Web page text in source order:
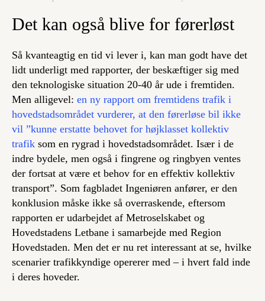
Det kan også blive for førerløst
Så kvanteagtig en tid vi lever i, kan man godt have det
lidt underligt med rapporter, der beskæftiger sig med
den teknologiske situation 20-40 år ude i fremtiden.
Men alligevel: en ny rapport om fremtidens trafik i
hovedstadsområdet vurderer, at den førerløse bil ikke
vil ”kunne erstatte behovet for højklasset kollektiv
trafik som en rygrad i hovedstadsområdet. Især i de
indre bydele, men også i fingrene og ringbyen ventes
der fortsat at være et behov for en effektiv kollektiv
transport”. Som fagbladet Ingeniøren anfører, er den
konklusion måske ikke så overraskende, eftersom
rapporten er udarbejdet af Metroselskabet og
Hovedstadens Letbane i samarbejde med Region
Hovedstaden. Men det er nu ret interessant at se, hvilke
scenarier trafikkyndige opererer med – i hvert fald inde
i deres hoveder.